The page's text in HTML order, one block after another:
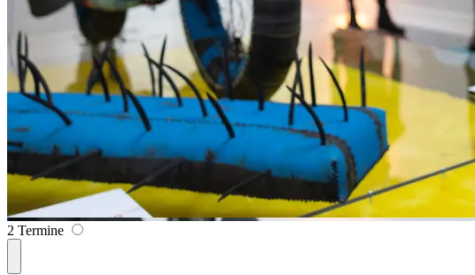
2 Termine